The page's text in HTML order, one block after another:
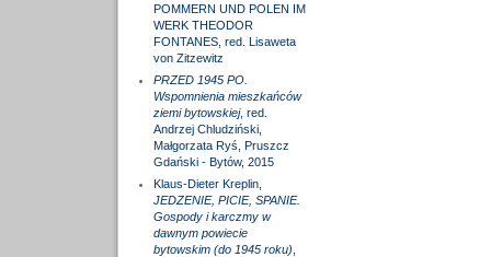
POMMERN UND POLEN IM
WERK THEODOR
FONTANES, red. Lisaweta
von Zitzewitz
PRZED 1945 PO.
Wspomnienia mieszkańców
ziemi bytowskiej, red.
Andrzej Chludziński,
Małgorzata Ryś, Pruszcz
Gdański - Bytów, 2015
Klaus-Dieter Kreplin,
JEDZENIE, PICIE, SPANIE.
Gospody i karczmy w
dawnym powiecie
bytowskim (do 1945 roku)